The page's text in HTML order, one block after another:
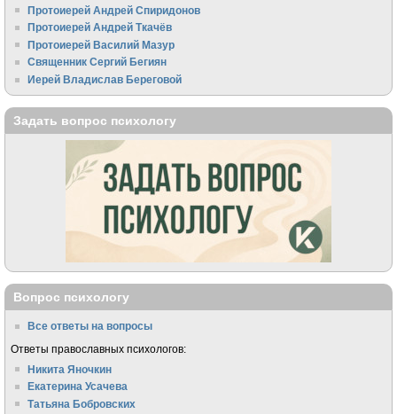
Протоиерей Андрей Спиридонов
Протоиерей Андрей Ткачёв
Протоиерей Василий Мазур
Священник Сергий Бегиян
Иерей Владислав Береговой
Задать вопрос психологу
Вопрос психологу
Все ответы на вопросы
Ответы православных психологов:
Никита Яночкин
Екатерина Усачева
Татьяна Бобровских